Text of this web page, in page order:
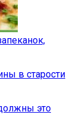
в старости
это